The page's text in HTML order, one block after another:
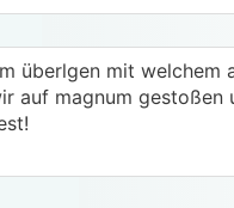
überlgen mit
auf magnum